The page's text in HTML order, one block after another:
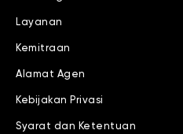
Layanan
Kemitraan
Alamat Agen
Kebijakan Privasi
Syarat dan Ketentuan